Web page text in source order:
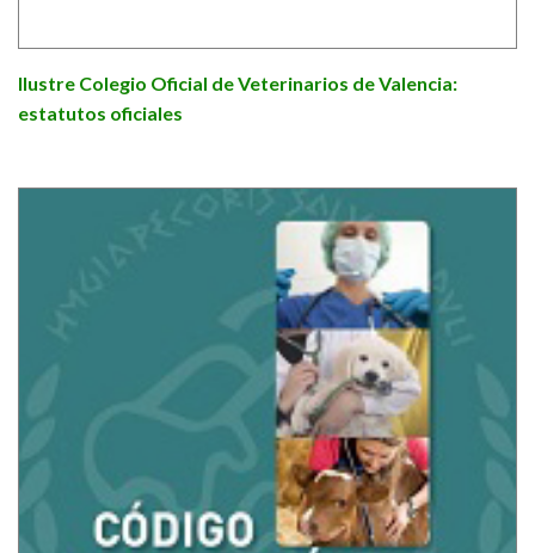
Ilustre Colegio Oficial de Veterinarios de Valencia:
estatutos oficiales